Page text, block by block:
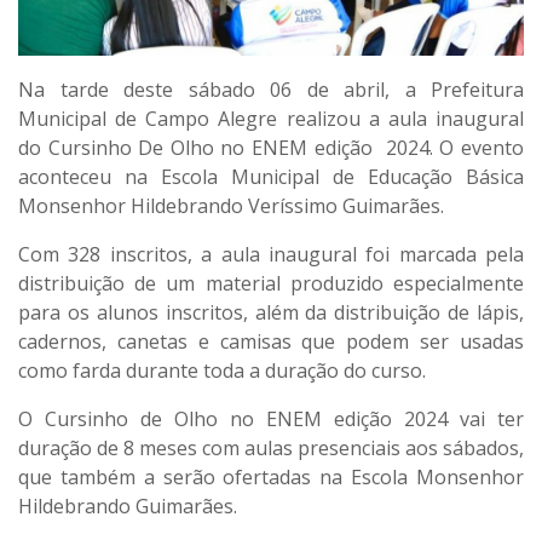
Na tarde deste sábado 06 de abril, a Prefeitura
Municipal de Campo Alegre realizou a aula inaugural
do Cursinho De Olho no ENEM edição 2024. O evento
aconteceu na Escola Municipal de Educação Básica
Monsenhor Hildebrando Veríssimo Guimarães.
Com 328 inscritos, a aula inaugural foi marcada pela
distribuição de um material produzido especialmente
para os alunos inscritos, além da distribuição de lápis,
cadernos, canetas e camisas que podem ser usadas
como farda durante toda a duração do curso.
O Cursinho de Olho no ENEM edição 2024 vai ter
duração de 8 meses com aulas presenciais aos sábados,
que também a serão ofertadas na Escola Monsenhor
Hildebrando Guimarães.